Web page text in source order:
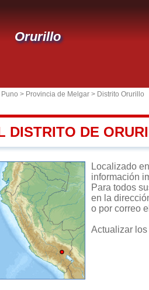
Orurillo
> Provincia de Melgar > Distrito Orurillo
DISTRITO DE
Localizado
información
Para todos
en la
o por correo
Actualizar los